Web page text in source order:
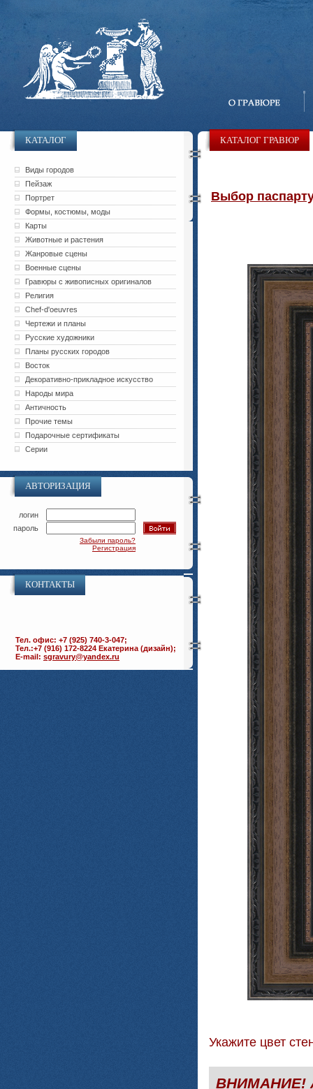
КАТАЛОГ
Виды городов
Пейзаж
Портрет
Формы, костюмы, моды
Карты
Животные и растения
Жанровые сцены
Военные сцены
Гравюры с живописных оригиналов
Религия
Chef-d'oeuvres
Чертежи и планы
Русские художники
Планы русских городов
Восток
Декоративно-прикладное искусство
Народы мира
Античность
Прочие темы
Подарочные сертификаты
Серии
АВТОРИЗАЦИЯ
логин
пароль
Забыли пароль?
Регистрация
КОНТАКТЫ
Тел. офис: +7 (925) 740-3-047;
Тел.:+7 (916) 172-8224 Екатерина (дизайн);
E-mail: sgravury@yandex.ru
КАТАЛОГ ГРАВЮР
Выбор
Укажите цвет